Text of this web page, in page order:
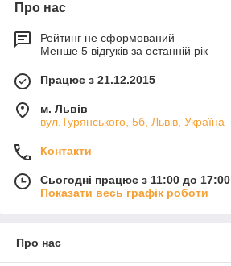
Про нас
Рейтинг не сформований
Менше 5 відгуків за останній рік
Працює з 21.12.2015
м. Львів
вул.Турянського, 5б, Львів, Україна
Контакти
Сьогодні працює з 11:00 до 17:00
Показати весь графік роботи
Про нас